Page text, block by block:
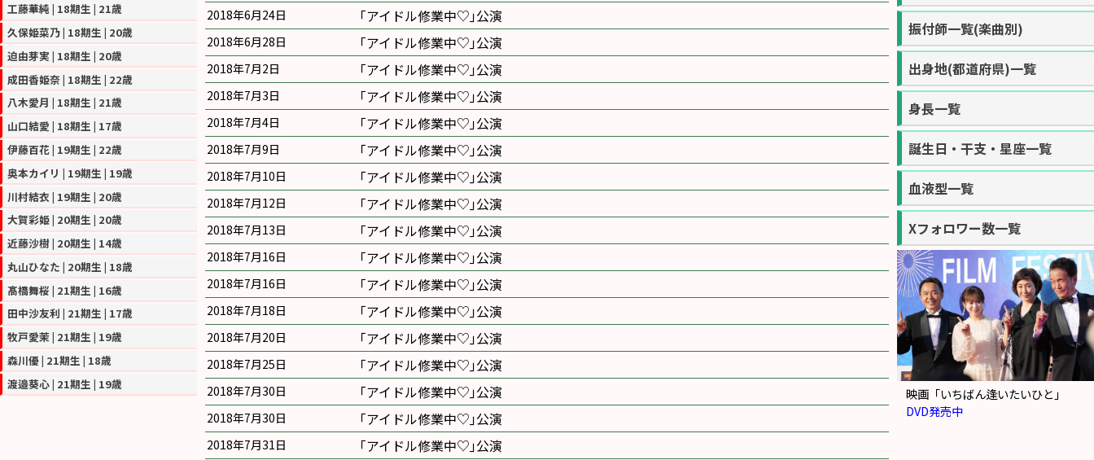
工藤華純 | 18期生 | 21歳
久保姫菜乃 | 18期生 | 20歳
迫由芽実 | 18期生 | 20歳
成田香姫奈 | 18期生 | 22歳
八木愛月 | 18期生 | 21歳
山口結愛 | 18期生 | 17歳
伊藤百花 | 19期生 | 22歳
奥本カイリ | 19期生 | 19歳
川村結衣 | 19期生 | 20歳
大賀彩姫 | 20期生 | 20歳
近藤沙樹 | 20期生 | 14歳
丸山ひなた | 20期生 | 18歳
髙橋舞桜 | 21期生 | 16歳
田中沙友利 | 21期生 | 17歳
牧戸愛茉 | 21期生 | 19歳
森川優 | 21期生 | 18歳
渡邉葵心 | 21期生 | 19歳
2018年6月24日 ｢アイドル修業中♡｣公演
2018年6月28日 ｢アイドル修業中♡｣公演
2018年7月2日 ｢アイドル修業中♡｣公演
2018年7月3日 ｢アイドル修業中♡｣公演
2018年7月4日 ｢アイドル修業中♡｣公演
2018年7月9日 ｢アイドル修業中♡｣公演
2018年7月10日 ｢アイドル修業中♡｣公演
2018年7月12日 ｢アイドル修業中♡｣公演
2018年7月13日 ｢アイドル修業中♡｣公演
2018年7月16日 ｢アイドル修業中♡｣公演
2018年7月16日 ｢アイドル修業中♡｣公演
2018年7月18日 ｢アイドル修業中♡｣公演
2018年7月20日 ｢アイドル修業中♡｣公演
2018年7月25日 ｢アイドル修業中♡｣公演
2018年7月30日 ｢アイドル修業中♡｣公演
2018年7月30日 ｢アイドル修業中♡｣公演
2018年7月31日 ｢アイドル修業中♡｣公演
振付師一覧(楽曲別)
出身地(都道府県)一覧
身長一覧
誕生日・干支・星座一覧
血液型一覧
Xフォロワー数一覧
映画「いちばん逢いたいひと」
DVD発売中